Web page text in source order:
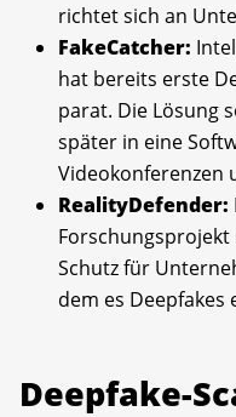
richtet sich an
FakeCatcher:
hat bereits erste
parat. Die Lösung
später in eine
Videokonferenzen
RealityDefender:
Schutz für
dem es Deepfakes
Deepfake-